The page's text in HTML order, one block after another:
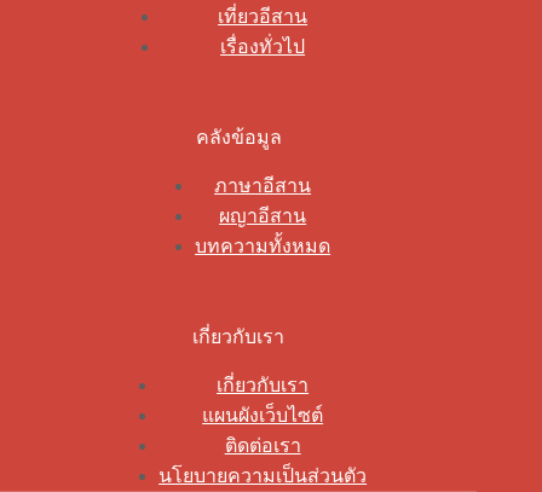
เที่ยวอีสาน
เรื่องทั่วไป
คลังข้อมูล
ภาษาอีสาน
ผญาอีสาน
บทความทั้งหมด
เกี่ยวกับเรา
เกี่ยวกับเรา
แผนผังเว็บไซต์
ติดต่อเรา
นโยบายความเป็นส่วนตัว